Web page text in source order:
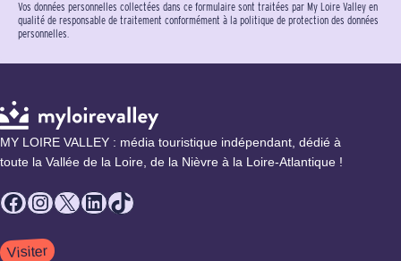
Vos données personnelles collectées dans ce formulaire sont traitées par My Loire Valley en
qualité de responsable de traitement conformément à la politique de protection des données
personnelles.
MY LOIRE VALLEY : média touristique indépendant, dédié à
toute la Vallée de la Loire, de la Nièvre à la Loire-Atlantique !
Facebook
Instagram
X LinkedIn
TikTok
Visiter